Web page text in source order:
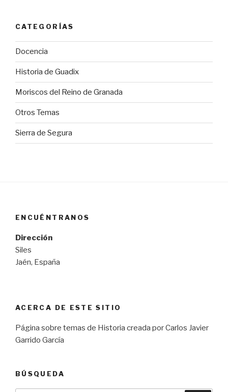
CATEGORÍAS
Docencia
Historia de Guadix
Moriscos del Reino de Granada
Otros Temas
Sierra de Segura
ENCUÉNTRANOS
Dirección
Siles
Jaén, España
ACERCA DE ESTE SITIO
Página sobre temas de Historia creada por Carlos Javier
Garrido García
BÚSQUEDA